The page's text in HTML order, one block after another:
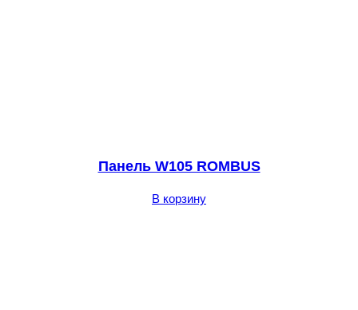
Панель W105 ROMBUS
В корзину